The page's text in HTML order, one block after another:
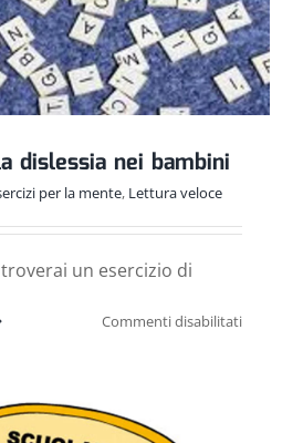
dislessia nei bambini
per la mente, Lettura veloce
un esercizio di
Commenti disabilitatisu